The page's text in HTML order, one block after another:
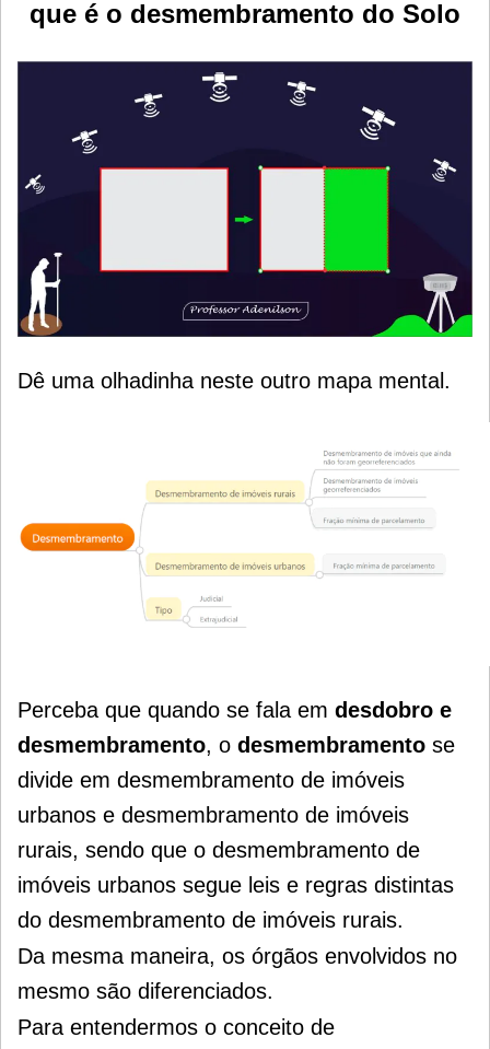
que é o desmembramento do Solo
Dê uma olhadinha neste outro mapa mental.
Perceba que quando se fala em desdobro e
desmembramento, o desmembramento se
divide em desmembramento de imóveis
urbanos e desmembramento de imóveis
rurais, sendo que o desmembramento de
imóveis urbanos segue leis e regras distintas
do desmembramento de imóveis rurais.
Da mesma maneira, os órgãos envolvidos no
mesmo são diferenciados.
Para entendermos o conceito de